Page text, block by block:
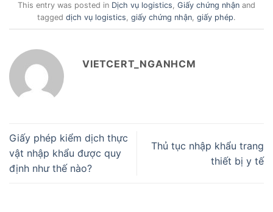
This entry was posted in Dịch vụ logistics, Giấy chứng nhận and
tagged dịch vụ logistics, giấy chứng nhận, giấy phép.
VIETCERT_NGANHCM
Giấy phép kiểm dịch thực
vật nhập khẩu được quy
định như thế nào?
Thủ tục nhập khẩu trang
thiết bị y tế